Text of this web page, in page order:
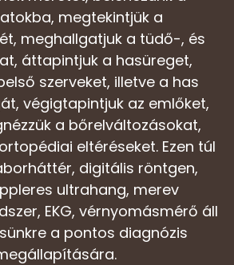
megtekintjük a
meghallgatjuk a tüdő-, és
áttapintjuk a hasüreget,
szerveket, illetve a has
végigtapintjuk az emlőket,
a bőrelváltozásokat,
eltéréseket. Ezen túl
digitális röntgen,
ultrahang, merev
EKG, vérnyomásmérő áll
a pontos diagnózis